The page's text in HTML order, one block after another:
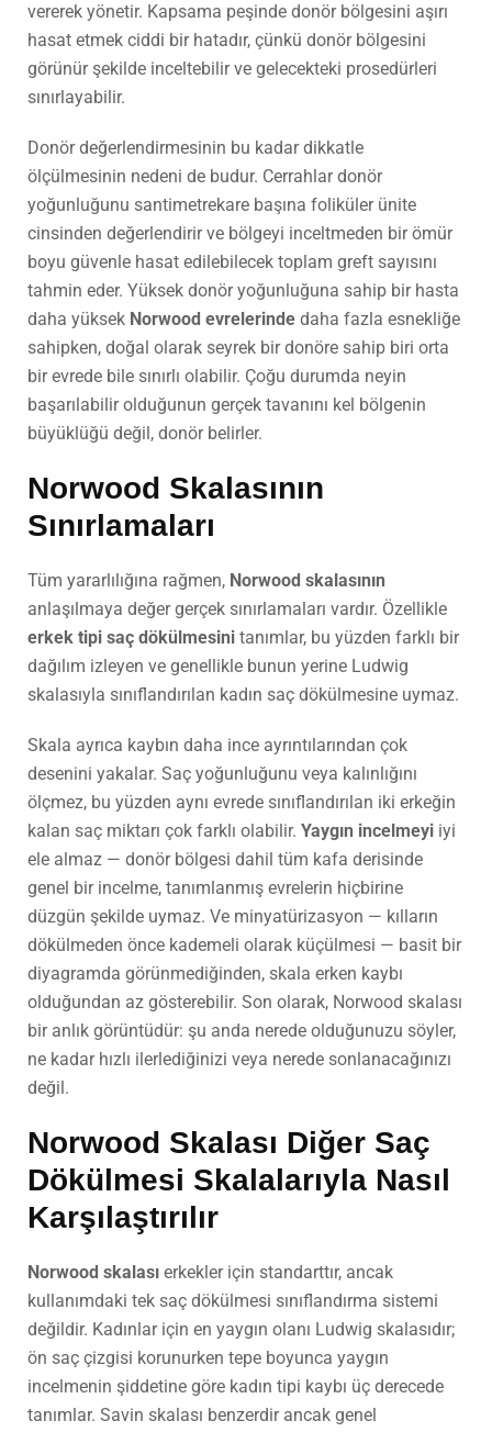
vererek yönetir. Kapsama peşinde donör bölgesini aşırı
hasat etmek ciddi bir hatadır, çünkü donör bölgesini
görünür şekilde inceltebilir ve gelecekteki prosedürleri
sınırlayabilir.
Donör değerlendirmesinin bu kadar dikkatle
ölçülmesinin nedeni de budur. Cerrahlar donör
yoğunluğunu santimetrekare başına foliküler ünite
cinsinden değerlendirir ve bölgeyi inceltmeden bir ömür
boyu güvenle hasat edilebilecek toplam greft sayısını
tahmin eder. Yüksek donör yoğunluğuna sahip bir hasta
daha yüksek Norwood evrelerinde daha fazla esnekliğe
sahipken, doğal olarak seyrek bir donöre sahip biri orta
bir evrede bile sınırlı olabilir. Çoğu durumda neyin
başarılabilir olduğunun gerçek tavanını kel bölgenin
büyüklüğü değil, donör belirler.
Norwood Skalasının
Sınırlamaları
Tüm yararlılığına rağmen, Norwood skalasının
anlaşılmaya değer gerçek sınırlamaları vardır. Özellikle
erkek tipi saç dökülmesini tanımlar, bu yüzden farklı bir
dağılım izleyen ve genellikle bunun yerine Ludwig
skalasıyla sınıflandırılan kadın saç dökülmesine uymaz.
Skala ayrıca kaybın daha ince ayrıntılarından çok
desenini yakalar. Saç yoğunluğunu veya kalınlığını
ölçmez, bu yüzden aynı evrede sınıflandırılan iki erkeğin
kalan saç miktarı çok farklı olabilir. Yaygın incelmeyi iyi
ele almaz — donör bölgesi dahil tüm kafa derisinde
genel bir incelme, tanımlanmış evrelerin hiçbirine
düzgün şekilde uymaz. Ve minyatürizasyon — kılların
dökülmeden önce kademeli olarak küçülmesi — basit bir
diyagramda görünmediğinden, skala erken kaybı
olduğundan az gösterebilir. Son olarak, Norwood skalası
bir anlık görüntüdür: şu anda nerede olduğunuzu söyler,
ne kadar hızlı ilerlediğinizi veya nerede sonlanacağınızı
değil.
Norwood Skalası Diğer Saç
Dökülmesi Skalalarıyla Nasıl
Karşılaştırılır
Norwood skalası erkekler için standarttır, ancak
kullanımdaki tek saç dökülmesi sınıflandırma sistemi
değildir. Kadınlar için en yaygın olanı Ludwig skalasıdır;
ön saç çizgisi korunurken tepe boyunca yaygın
incelmenin şiddetine göre kadın tipi kaybı üç derecede
tanımlar. Savin skalası benzerdir ancak genel